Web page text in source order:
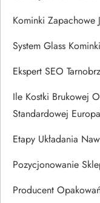
Kominki Zapachowe
System Glass
Ekspert SEO
Ile Kostki Brukowej
Standardowej
Etapy Układania
Pozycjonowanie
Producent